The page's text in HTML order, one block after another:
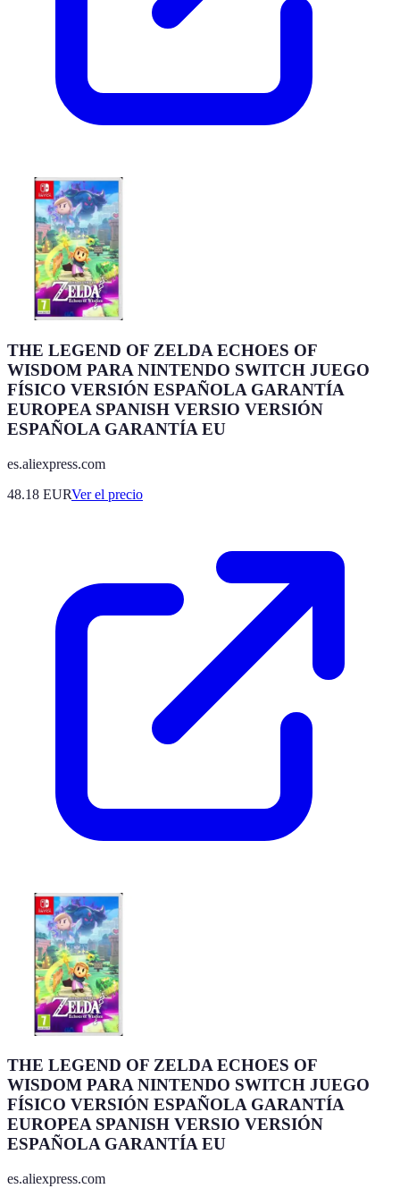
THE LEGEND OF ZELDA ECHOES OF
WISDOM PARA NINTENDO SWITCH JUEGO
FÍSICO VERSIÓN ESPAÑOLA GARANTÍA
EUROPEA SPANISH VERSIO VERSIÓN
ESPAÑOLA GARANTÍA EU
es.aliexpress.com
48.18 EURVer el precio
THE LEGEND OF ZELDA ECHOES OF
WISDOM PARA NINTENDO SWITCH JUEGO
FÍSICO VERSIÓN ESPAÑOLA GARANTÍA
EUROPEA SPANISH VERSIO VERSIÓN
ESPAÑOLA GARANTÍA EU
es.aliexpress.com